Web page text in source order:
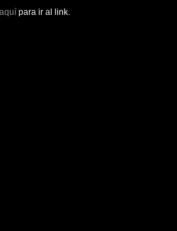
aquí para ir al link.